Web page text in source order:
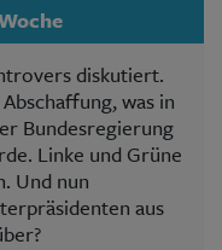
diskutiert.
was in
Bundesregierung
Linke und Grüne
Und nun
aus